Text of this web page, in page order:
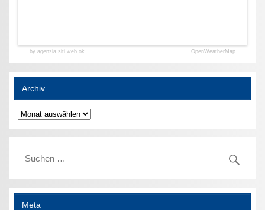
by agenzia siti web ok OpenWeatherMap
Archiv
Archiv
Meta